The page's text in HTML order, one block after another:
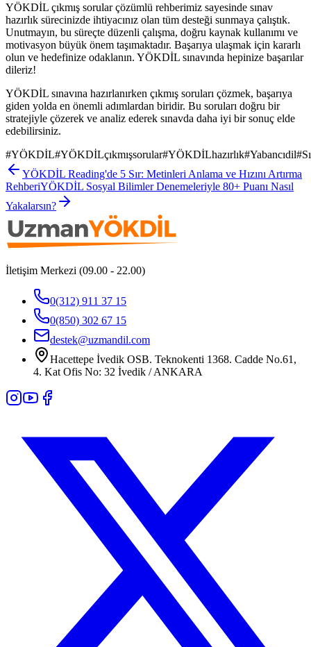
YÖKDİL çıkmış sorular çözümlü rehberimiz sayesinde sınav
hazırlık sürecinizde ihtiyacınız olan tüm desteği sunmaya çalıştık.
Unutmayın, bu süreçte düzenli çalışma, doğru kaynak kullanımı ve
motivasyon büyük önem taşımaktadır. Başarıya ulaşmak için kararlı
olun ve hedefinize odaklanın. YÖKDİL sınavında hepinize başarılar
dileriz!
YÖKDİL sınavına hazırlanırken çıkmış soruları çözmek, başarıya
giden yolda en önemli adımlardan biridir. Bu soruları doğru bir
stratejiyle çözerek ve analiz ederek sınavda daha iyi bir sonuç elde
edebilirsiniz.
#YÖKDİL#YÖKDİLçıkmışsorular#YÖKDİLhazırlık#Yabancıdil#
YÖKDİL Reading'de 5 Sır: Metinleri Anlama ve Hızını Artırma
RehberiYÖKDİL Sosyal Bilimler Denemeleriyle 80+ Puanı Nasıl
Yakalarsın?
İletişim Merkezi (09.00 - 22.00)
0(312) 911 37 15
0(850) 302 67 15
destek@uzmandil.com
Hacettepe İvedik OSB. Teknokenti 1368. Cadde No.61,
4. Kat Ofis No: 32 İvedik / ANKARA